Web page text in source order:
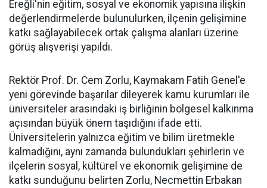
Ereğli'nin eğitim, sosyal ve ekonomik yapısına ilişkin
değerlendirmelerde bulunulurken, ilçenin gelişimine
katkı sağlayabilecek ortak çalışma alanları üzerine
görüş alışverişi yapıldı.
Rektör Prof. Dr. Cem Zorlu, Kaymakam Fatih Genel'e
yeni görevinde başarılar dileyerek kamu kurumları ile
üniversiteler arasındaki iş birliğinin bölgesel kalkınma
açısından büyük önem taşıdığını ifade etti.
Üniversitelerin yalnızca eğitim ve bilim üretmekle
kalmadığını, aynı zamanda bulundukları şehirlerin ve
ilçelerin sosyal, kültürel ve ekonomik gelişimine de
katkı sunduğunu belirten Zorlu, Necmettin Erbakan